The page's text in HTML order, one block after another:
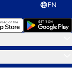
EN